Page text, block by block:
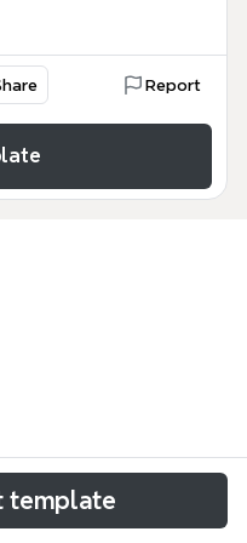
Report
| Психологи
template